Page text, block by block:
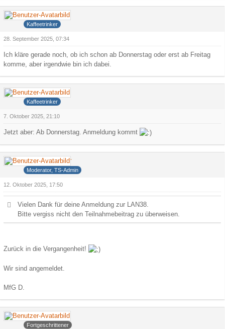
Hank
Kaffeetrinker
28. September 2025, 07:34
Ich kläre gerade noch, ob ich schon ab Donnerstag oder erst ab Freitag
komme, aber irgendwie bin ich dabei.
Hank
Kaffeetrinker
7. Oktober 2025, 21:10
Jetzt aber: Ab Donnerstag. Anmeldung kommt
Deathdealer
Moderator, TS-Admin
12. Oktober 2025, 17:50
Vielen Dank für deine Anmeldung zur LAN38.
Bitte vergiss nicht den Teilnahmebeitrag zu überweisen.
Zurück in die Vergangenheit!
Wir sind angemeldet.
MfG D.
Arowa
Fortgeschrittener